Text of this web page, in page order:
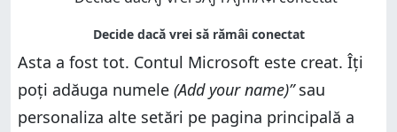
Asta a fost tot. Contul Microsoft este creat. Îți
poți adăuga numele (Add your name)”sau
personaliza alte setări pe pagina principală a